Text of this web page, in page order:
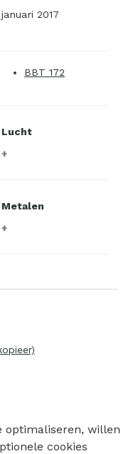
januari 2017
BBT 172
Lucht
Metalen
optimaliseren, willen
cookies